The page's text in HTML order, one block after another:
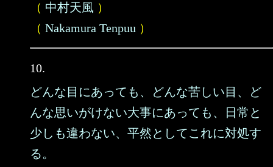
（ 中村天風 ）
（ Nakamura Tenpuu ）
10.
どんな目にあっても、どんな苦しい目、ど
んな思いがけない大事にあっても、日常と
少しも違わない、平然としてこれに対処す
る。